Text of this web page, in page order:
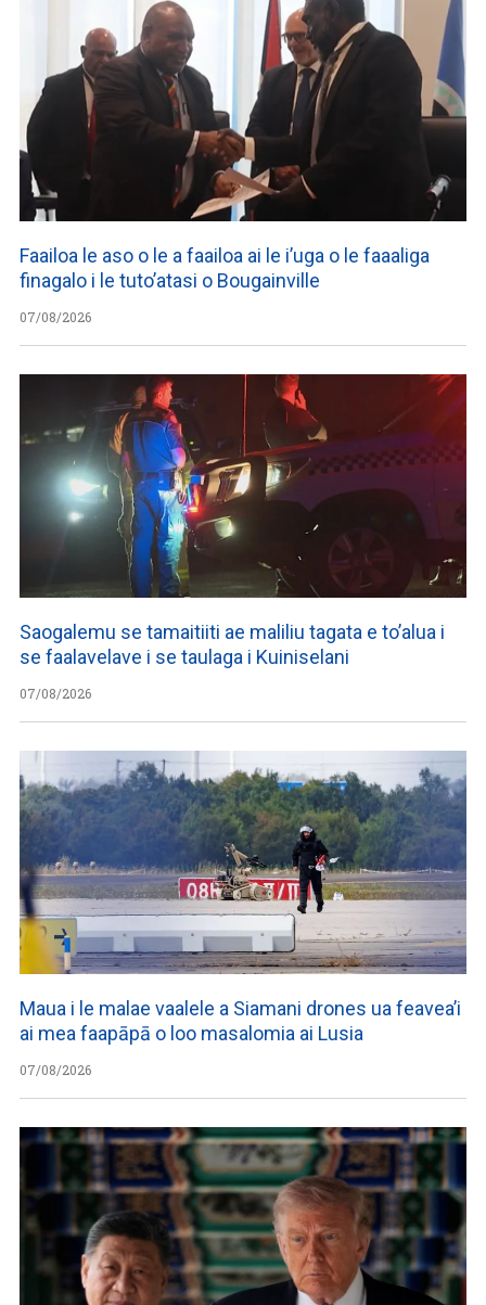
Faailoa le aso o le a faailoa ai le i’uga o le faaaliga
finagalo i le tuto’atasi o Bougainville
07/08/2026
Saogalemu se tamaitiiti ae maliliu tagata e to’alua i
se faalavelave i se taulaga i Kuiniselani
07/08/2026
Maua i le malae vaalele a Siamani drones ua feavea’i
ai mea faapāpā o loo masalomia ai Lusia
07/08/2026